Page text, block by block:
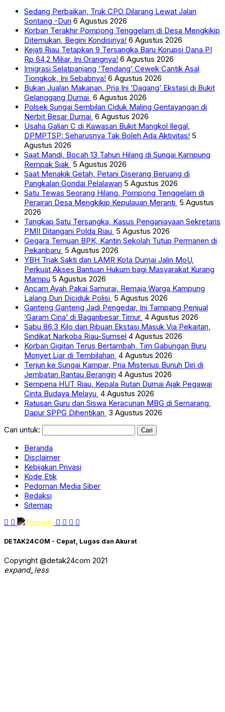
Sedang Perbaikan, Truk CPO Dilarang Lewat Jalan
Sontang -Duri 6 Agustus 2026
Korban Terakhir Pompong Tenggelam di Desa Mengkikip
Ditemukan, Begini Kondisinya! 6 Agustus 2026
Kejati Riau Tetapkan 9 Tersangka Baru Korupsi Dana PI
Rp 64,2 Miliar, Ini Orangnya! 6 Agustus 2026
Imigrasi Selatpanjang ‘Tendang’ Cewek Cantik Asal
Tiongkok, Ini Sebabnya! 6 Agustus 2026
Bukan Jualan Makanan, Pria Ini ‘Dagang’ Ekstasi di Bukit
Gelanggang Dumai 6 Agustus 2026
Polsek Sungai Sembilan Ciduk Maling Gentayangan di
Nerbit Besar Dumai 6 Agustus 2026
Usaha Galian C di Kawasan Bukit Mangkol Ilegal,
DPMPTSP: Seharusnya Tak Boleh Ada Aktivitas! 5
Agustus 2026
Saat Mandi, Bocah 13 Tahun Hilang di Sungai Kampung
Rempak Siak 5 Agustus 2026
Saat Menakik Getah, Petani Diserang Beruang di
Pangkalan Gondai Pelalawan 5 Agustus 2026
Satu Tewas Seorang Hilang, Pompong Tenggelam di
Perairan Desa Mengkikip Kepulauan Meranti 5 Agustus
2026
Tangkap Satu Tersangka, Kasus Penganiayaan Sekretaris
PMII Ditangani Polda Riau 5 Agustus 2026
Gegara Temuan BPK, Kantin Sekolah Tutup Permanen di
Pekanbaru 5 Agustus 2026
YBH Triak Sakti dan LAMR Kota Dumai Jalin MoU,
Perkuat Akses Bantuan Hukum bagi Masyarakat Kurang
Mampu 5 Agustus 2026
Ancam Ayah Pakai Samurai, Remaja Warga Kampung
Lalang Duri Diciduk Polisi 5 Agustus 2026
Ganteng Ganteng Jadi Pengedar, Ini Tampang Penjual
‘Garam Cina’ di Baganbesar Timur 4 Agustus 2026
Sabu 86,3 Kilo dan Ribuan Ekstasi Masuk Via Pekaitan,
Sindikat Narkoba Riau-Sumsel 4 Agustus 2026
Korban Gigitan Terus Bertambah, Tim Gabungan Buru
Monyet Liar di Tembilahan 4 Agustus 2026
Terjun ke Sungai Kampar, Pria Misterius Bunuh Diri di
Jembatan Rantau Berangin 4 Agustus 2026
Sempena HUT Riau, Kepala Rutan Dumai Ajak Pegawai
Cinta Budaya Melayu 4 Agustus 2026
Ratusan Guru dan Siswa Keracunan MBG di Semarang,
Dapur SPPG Dihentikan 3 Agustus 2026
Cari untuk:
Beranda
Disclaimer
Kebijakan Privasi
Kode Etik
Pedoman Media Siber
Redaksi
Sitemap
DETAK24COM - Cepat, Lugas dan Akurat
Copyright @detak24com 2021
expand_less